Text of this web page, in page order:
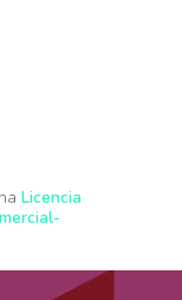
Licencia